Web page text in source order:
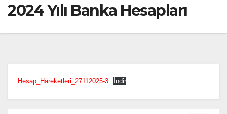
2024 Yılı Banka Hesapları
Hesap_Hareketleri_27112025-3 İndir